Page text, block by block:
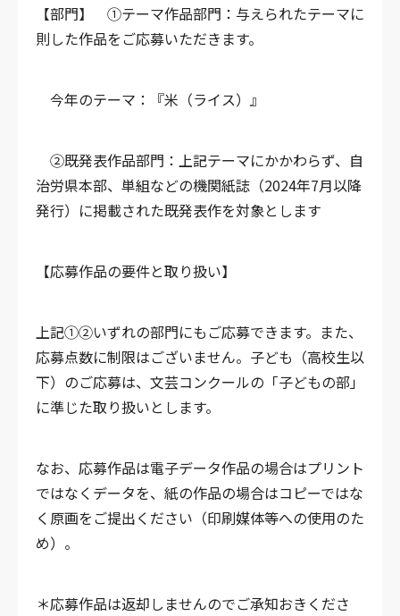
【部門】
①テーマ作品部門：与えられたテーマに
則した作品をご応募いただきます。
今年のテーマ：『米（ライス）』
②既発表作品部門：上記テーマにかかわらず、自
治労県本部、単組などの機関紙誌（2024年7月以降
発行）に掲載された既発表作を対象とします
【応募作品の要件と取り扱い】
上記①②いずれの部門にもご応募できます。また、
応募点数に制限はございません。子ども（高校生以
下）のご応募は、文芸コンクールの「子どもの部」
に準じた取り扱いとします。
なお、応募作品は電子データ作品の場合はプリント
ではなくデータを、紙の作品の場合はコピーではな
く原画をご提出ください（印刷媒体等への使用のた
め）。
＊応募作品は返却しませんのでご承知おきくださ